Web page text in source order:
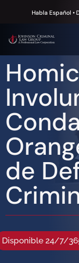
Habla Español •
de
Disponible 24/7/